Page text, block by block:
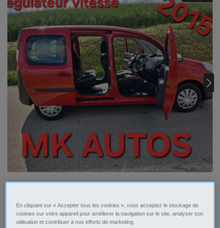
Tel Sms
Contacter par email
En cliquant sur « Accepter tous les cookies », vous acceptez le stockage de
cookies sur votre appareil pour améliorer la navigation sur le site, analyser son
utilisation et contribuer à nos efforts de marketing.